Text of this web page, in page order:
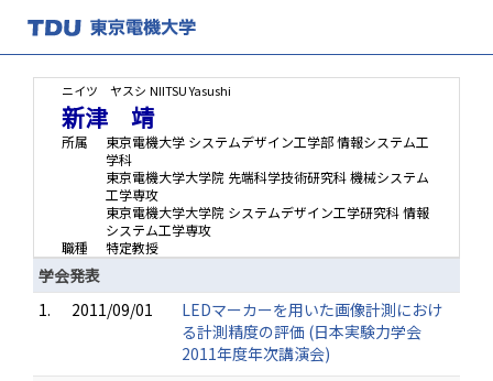
ニイツ ヤスシ NIITSU Yasushi
新津 靖
所属
東京電機大学 システムデザイン工学部 情報システム工
学科
東京電機大学大学院 先端科学技術研究科 機械システム
工学専攻
東京電機大学大学院 システムデザイン工学研究科 情報
システム工学専攻
職種
特定教授
学会発表
1.
2011/09/01
LEDマーカーを用いた画像計測におけ
る計測精度の評価 (日本実験力学会
2011年度年次講演会)